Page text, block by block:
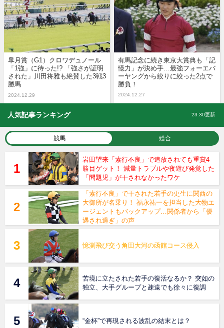
皐月賞（G1）クロワデュノール
「1強」に待った!? 「強さが証明
された」川田将雅も絶賛した3戦3
勝馬
2024.12.29
有馬記念に続き東京大賞典も「記
憶力」が決め手…最強フォーエバ
ーヤングから絞りに絞った2点で
勝負！
2024.12.27
人気記事ランキング 23:30更新
競馬 総合
岩田望来「素行不良」で追放されても重賞4
勝目ゲット！ 減量トラブルや夜遊び発覚した
「問題児」が干されなかったワケ
「素行不良」で干された若手の更生に関西の
大御所が名乗り！ 福永祐一を担当した大物エ
ージェントもバックアップ…関係者から「優
遇され過ぎ」の声
憶測飛び交う角田大河の函館コース侵入
苦境に立たされた若手の復活なるか？ 突如の
独立、大手グループと疎遠でも徐々に復調
“金杯”で再現される波乱の結末とは？